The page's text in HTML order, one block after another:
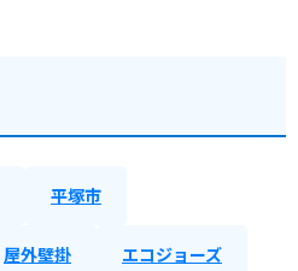
平塚市
屋外壁掛 エコジョーズ